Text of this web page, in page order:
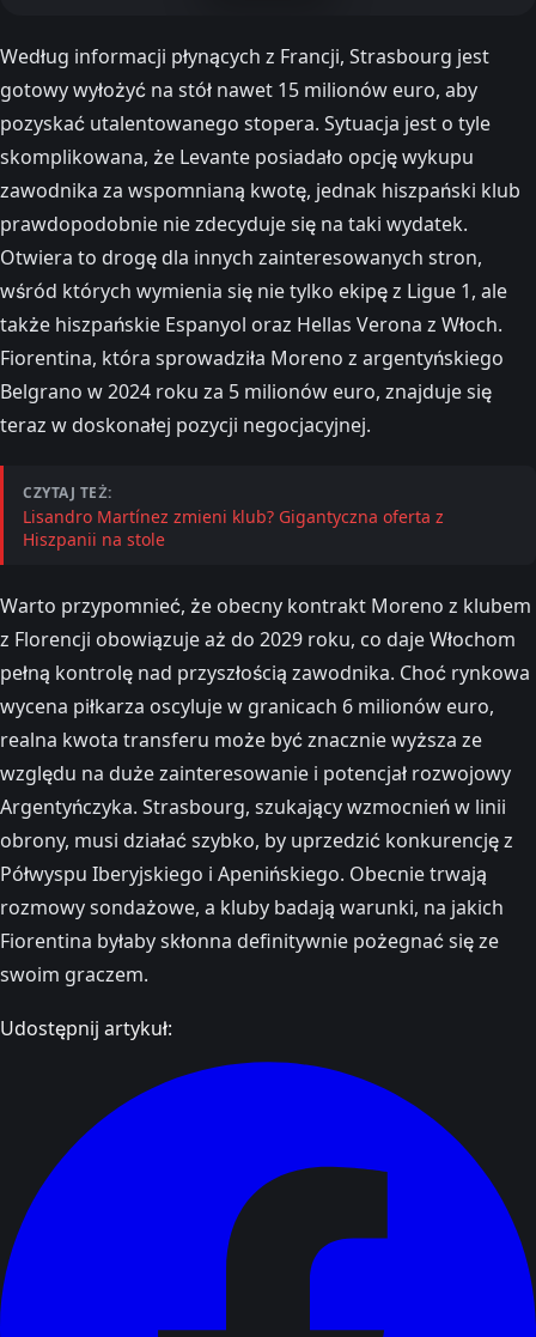
Według informacji płynących z Francji, Strasbourg jest
gotowy wyłożyć na stół nawet 15 milionów euro, aby
pozyskać utalentowanego stopera. Sytuacja jest o tyle
skomplikowana, że Levante posiadało opcję wykupu
zawodnika za wspomnianą kwotę, jednak hiszpański klub
prawdopodobnie nie zdecyduje się na taki wydatek.
Otwiera to drogę dla innych zainteresowanych stron,
wśród których wymienia się nie tylko ekipę z Ligue 1, ale
także hiszpańskie Espanyol oraz Hellas Verona z Włoch.
Fiorentina, która sprowadziła Moreno z argentyńskiego
Belgrano w 2024 roku za 5 milionów euro, znajduje się
teraz w doskonałej pozycji negocjacyjnej.
CZYTAJ TEŻ:
Lisandro Martínez zmieni klub? Gigantyczna oferta z
Hiszpanii na stole
Warto przypomnieć, że obecny kontrakt Moreno z klubem
z Florencji obowiązuje aż do 2029 roku, co daje Włochom
pełną kontrolę nad przyszłością zawodnika. Choć rynkowa
wycena piłkarza oscyluje w granicach 6 milionów euro,
realna kwota transferu może być znacznie wyższa ze
względu na duże zainteresowanie i potencjał rozwojowy
Argentyńczyka. Strasbourg, szukający wzmocnień w linii
obrony, musi działać szybko, by uprzedzić konkurencję z
Półwyspu Iberyjskiego i Apenińskiego. Obecnie trwają
rozmowy sondażowe, a kluby badają warunki, na jakich
Fiorentina byłaby skłonna definitywnie pożegnać się ze
swoim graczem.
Udostępnij artykuł: